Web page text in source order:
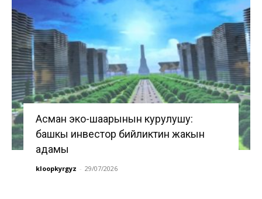
Асман эко-шаарынын курулушу:
башкы инвестор бийликтин жакын
адамы
kloopkyrgyz - 29/07/2026